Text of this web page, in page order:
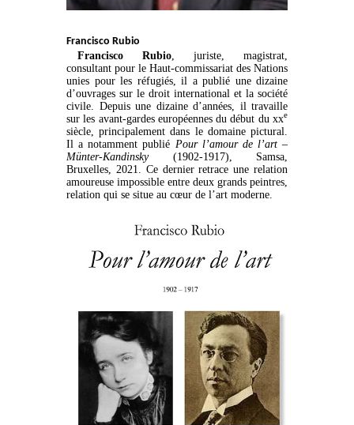
Francisco Rubio
Francisco Rubio , juriste, magistrat,
consultant pour le Haut-commissariat des Nations
unies pour les réfugiés, il a publié une dizaine
d’ouvrages sur le droit international et la société
civile. Depuis une dizaine d’années, il travaille
sur les avant-gardes européennes du début du xxe
siècle, principalement dans le domaine pictural.
Il a notamment publié Pour l’amour de l’art –
Münter-Kandinsky(1902-1917), Samsa,
Bruxelles, 2021. Ce dernier retrace une relation
amoureuse impossible entre deux grands peintres,
relation qui se situe au cœur de l’art moderne.